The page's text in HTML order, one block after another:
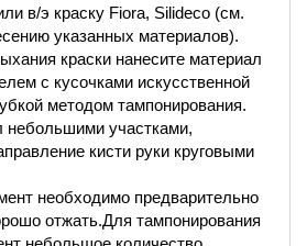
в/э краску Fiora, Silideco (см.
указанных материалов).
краски нанесите материал
с кусочками искусственной
методом тампонирования.
небольшими участками,
кисти руки круговыми
необходимо предварительно
отжать.Для тампонирования